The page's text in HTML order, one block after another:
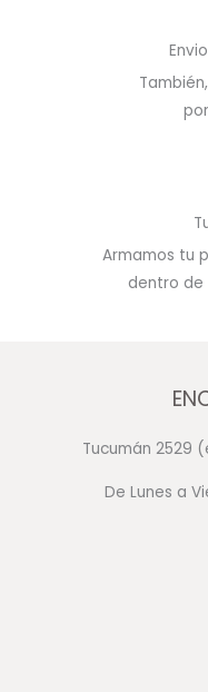
Armamos tu
dentro de
Tucumán 2529
De Lunes a